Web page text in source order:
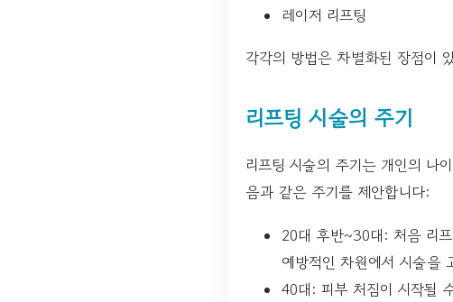
레이저 리프팅
각각의 방법은 차별화된 장점이
리프팅 시술의 주기
리프팅 시술의 주기는 개인의 나
음과 같은 주기를 제안합니다:
20대 후반~30대: 처음 리
예방적인 차원에서 시술을
40대: 피부 처짐이 시작될